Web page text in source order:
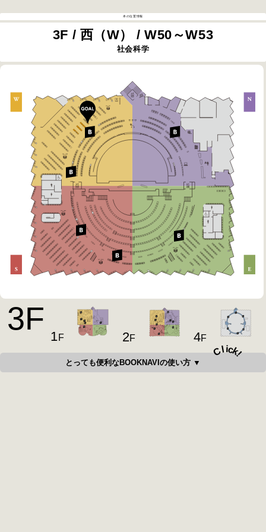
本の位置情報
3F / 西（W） / W50～W53
社会科学
3F
1F 2F 4F
Cl ick
!
とっても便利なBOOKNAVIの使い方 ▼